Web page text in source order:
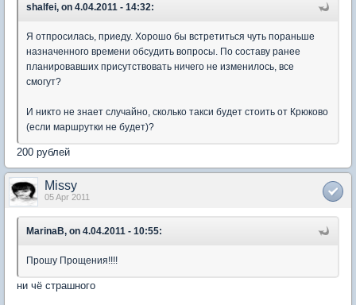
shalfei, on 4.04.2011 - 14:32:
Я отпросилась, приеду. Хорошо бы встретиться чуть пораньше
назначенного времени обсудить вопросы. По составу ранее
планировавших присутствовать ничего не изменилось, все
смогут?
И никто не знает случайно, сколько такси будет стоить от Крюково
(если маршрутки не будет)?
200 рублей
Missy
05 Apr 2011
MarinaB, on 4.04.2011 - 10:55:
Прошу Прощения!!!!
ни чё страшного